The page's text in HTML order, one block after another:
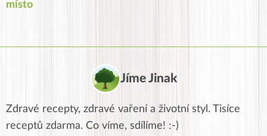
místo
Jíme Jinak
Zdravé recepty, zdravé vaření a životní styl. Tisíce
receptů zdarma. Co víme, sdílíme! :-)